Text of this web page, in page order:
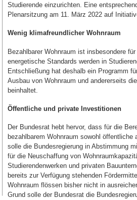
Studierende einzurichten. Eine
Plenarsitzung am 11. März 2022 auf
Wenig klimafreundlicher Wohnraum
Bezahlbarer Wohnraum ist insbesondere
energetische Standards werden in
Entschließung hat deshalb ein Programm
Ausbau von Wohnraum und andererseits
beinhaltet.
Öffentliche und private Investitionen
Der Bundesrat hebt hervor, dass für die
bezahlbarem Wohnraum sowohl
solle die Bundesregierung in Abstimmung
für die Neuschaffung von
Studierendenwerken und privaten
bereits zur Verfügung stehenden
Wohnraum flössen bisher nicht in
Grund solle der Bundesrat die